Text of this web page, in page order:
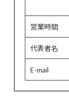
営業時間
代表者名
E-mail